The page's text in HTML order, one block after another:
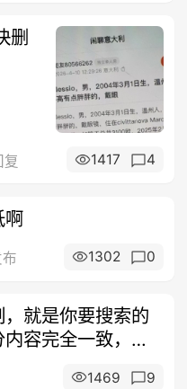
删
1417 4
啊
1302 0
就是你要搜索的
容完全一致，中
1469 9